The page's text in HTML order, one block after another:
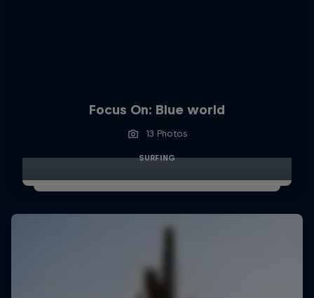
Focus On: Blue world
13 Photos
SURFING